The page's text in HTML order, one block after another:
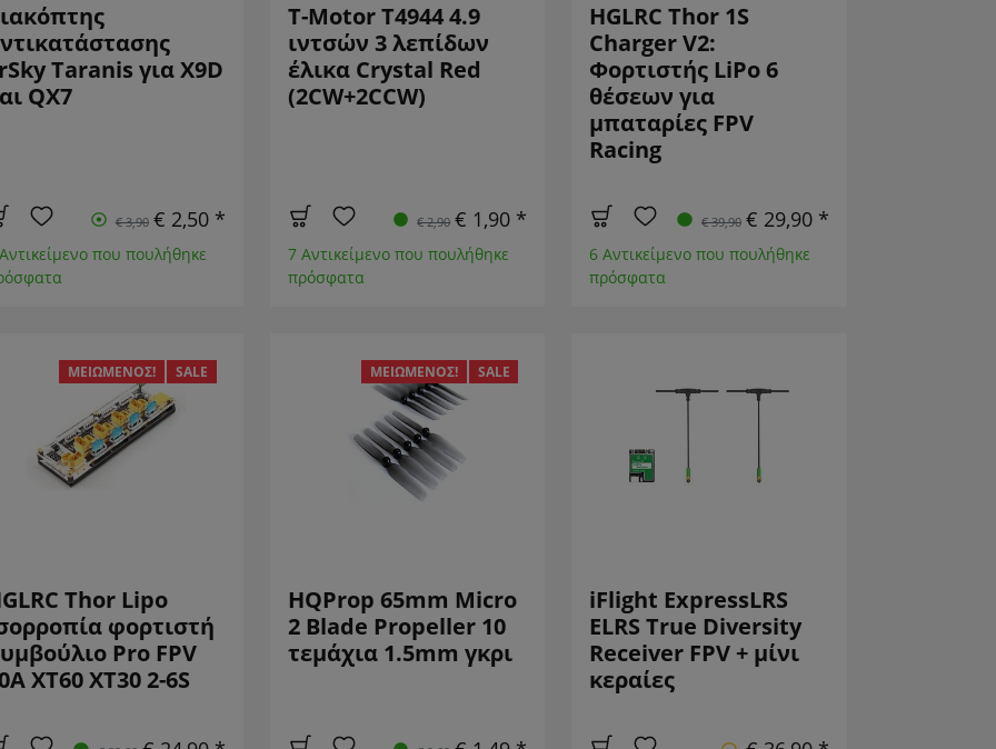
Taranis για X9D
QX7
€ 3,90 € 2,50 *
που πουλήθηκε
T-Motor T4944 4.9
ιντσών 3 λεπίδων
έλικα Crystal Red
(2CW+2CCW)
€ 2,90 € 1,90 *
7 Αντικείμενο που πουλήθηκε
πρόσφατα
HGLRC Thor 1S
Charger V2:
Φορτιστής LiPo 6
θέσεων για
μπαταρίες FPV
Racing
€ 39,90 € 29,90 *
6 Αντικείμενο που πουλήθηκε
πρόσφατα
ΜΕΙΩΜΈΝΟΣ! SALE
Thor Lipo
φορτιστή
Pro FPV
XT60 XT30 2-6S
ΜΕΙΩΜΈΝΟΣ! SALE
HQProp 65mm Micro
2 Blade Propeller 10
τεμάχια 1.5mm γκρι
iFlight ExpressLRS
ELRS True Diversity
Receiver FPV + μίνι
κεραίες